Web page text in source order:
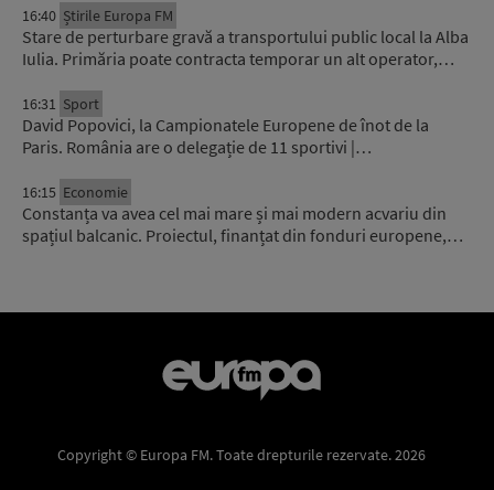
16:40 Știrile Europa FM
Stare de perturbare gravă a transportului public local la Alba
Iulia. Primăria poate contracta temporar un alt operator,…
16:31 Sport
David Popovici, la Campionatele Europene de înot de la
Paris. România are o delegație de 11 sportivi |…
16:15 Economie
Constanța va avea cel mai mare și mai modern acvariu din
spațiul balcanic. Proiectul, finanțat din fonduri europene,…
Copyright © Europa FM. Toate drepturile rezervate. 2026